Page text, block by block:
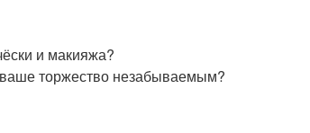
и макияжа?
ваше торжество незабываемым?